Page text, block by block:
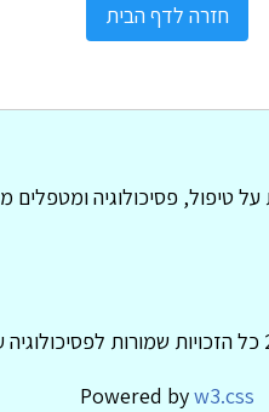
חזרה לדף הבית
טיפול, פסיכולוגיה ומטפלים מאז
Powered byw3.css